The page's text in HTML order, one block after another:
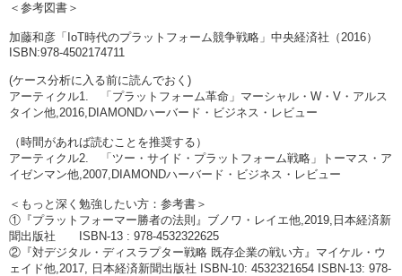
＜参考図書＞
加藤和彦「IoT時代のプラットフォーム競争戦略」中央経済社（2016）
ISBN:978-4502174711
(ケース分析に入る前に読んでおく)
アーティクル1. 「プラットフォーム革命」マーシャル・W・V・アルス
タイン他,2016,DIAMONDハーバード・ビジネス・レビュー
（時間があれば読むことを推奨する）
アーティクル2. 「ツー・サイド・プラットフォーム戦略」トーマス・ア
イゼンマン他,2007,DIAMONDハーバード・ビジネス・レビュー
＜もっと深く勉強したい方：参考書＞
①『プラットフォーマー勝者の法則』ブノワ・レイエ他,2019,日本経済新
聞出版社 ISBN-13 : 978-4532322625
②『対デジタル・ディスラプター戦略 既存企業の戦い方』マイケル・ウ
ェイド他,2017, 日本経済新聞出版社 ISBN-10: 4532321654 ISBN-13: 978-